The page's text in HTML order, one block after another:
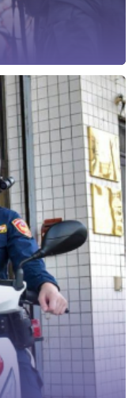
？
陪同嗎?
傷嗎?
？
如何執行家庭暴力加害人訪查、訪查對象及期間為何?